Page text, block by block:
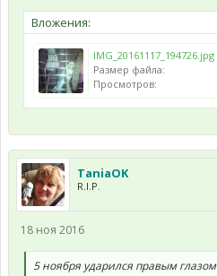
Вложения:
IMG_20161117_194726.jpg
Размер файла:
Просмотров:
TaniaOK
R.I.P.
18 ноя 2016
5 ноября ударился правым глазом